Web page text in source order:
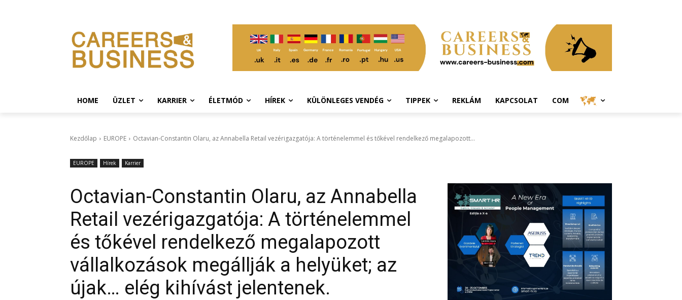
HOME ÜZLET KARRIER ÉLETMÓD HÍREK KÜLÖNLEGES VENDÉG TIPPEK REKLÁM KAPCSOLAT COM
Kezdőlap EUROPE Octavian-Constantin Olaru, az Annabella Retail vezérigazgatója: A történelemmel és tőkével rendelkező megalapozott...
EUROPE Hírek Karrier
Octavian-Constantin Olaru, az Annabella
Retail vezérigazgatója: A történelemmel
és tőkével rendelkező megalapozott
vállalkozások megállják a helyüket; az
újak… elég kihívást jelentenek.